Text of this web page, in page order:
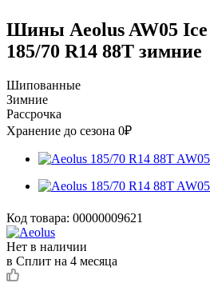
Шины Aeolus AW05 Ice
185/70 R14 88T зимние
Шипованные
Зимние
Рассрочка
Хранение до сезона 0₽
Код товара: 00000009621
Нет в наличии
в Сплит на 4 месяца